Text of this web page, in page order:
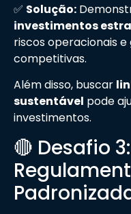
✅ Solução:
investimentos
riscos operacionais
competitivas.
Além disso, buscar
sustentável pode
investimentos.
🔴 Desafio